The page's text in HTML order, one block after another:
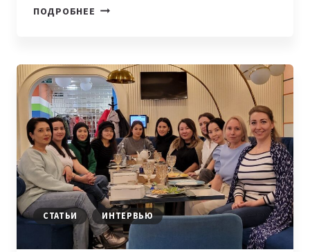
ПОДРОБНЕЕ IT-
АЗИИ:
WOMEN
IN
TECH
KAZAKHSTAN
СТАТЬИ ИНТЕРВЬЮ